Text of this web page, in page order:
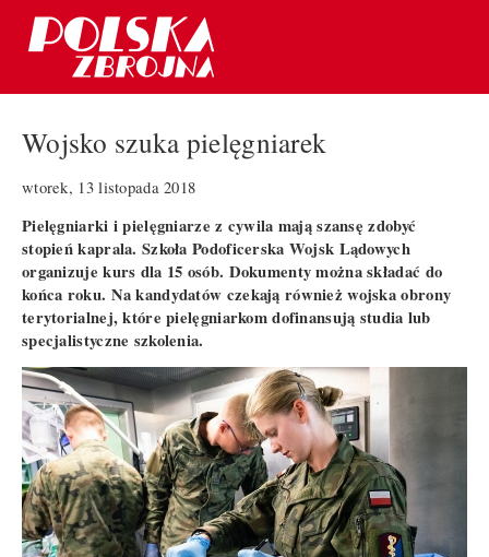
Wojsko szuka pielęgniarek
wtorek, 13 listopada 2018
Pielęgniarki i pielęgniarze z cywila mają szansę zdobyć
stopień kaprala. Szkoła Podoficerska Wojsk Lądowych
organizuje kurs dla 15 osób. Dokumenty można składać do
końca roku. Na kandydatów czekają również wojska obrony
terytorialnej, które pielęgniarkom dofinansują studia lub
specjalistyczne szkolenia.